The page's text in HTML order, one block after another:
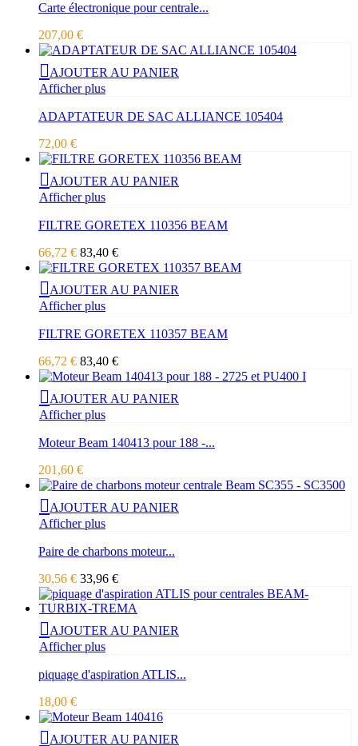
Carte électronique pour centrale...
207,00 €
AJOUTER AU PANIER
Afficher plus
ADAPTATEUR DE SAC ALLIANCE 105404
72,00 €
AJOUTER AU PANIER
Afficher plus
FILTRE GORETEX 110356 BEAM
66,72 € 83,40 €
AJOUTER AU PANIER
Afficher plus
FILTRE GORETEX 110357 BEAM
66,72 € 83,40 €
AJOUTER AU PANIER
Afficher plus
Moteur Beam 140413 pour 188 -...
201,60 €
AJOUTER AU PANIER
Afficher plus
Paire de charbons moteur...
30,56 € 33,96 €
AJOUTER AU PANIER
Afficher plus
piquage d'aspiration ATLIS...
18,00 €
AJOUTER AU PANIER